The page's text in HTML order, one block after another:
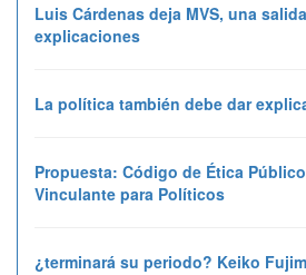
Luis Cárdenas deja MVS, una
explicaciones
La política también debe dar
Propuesta: Código de Ética
Vinculante para Políticos
¿terminará su periodo? Keiko